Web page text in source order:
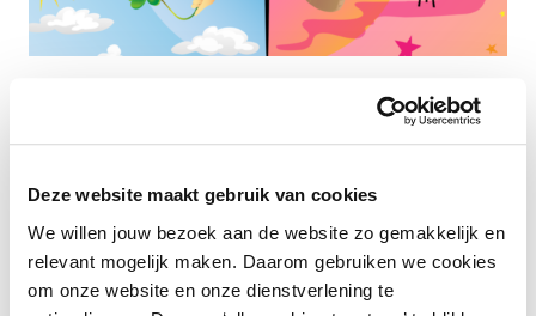
Deze website maakt gebruik van cookies
We willen jouw bezoek aan de website zo gemakkelijk en
relevant mogelijk maken. Daarom gebruiken we cookies
om onze website en onze dienstverlening te
Loopbaan lifecycle
Zie de hele reis van je medewerker, van
eerste werkdag tot doorgroei. Met de
loopbaan lifecycle weet je wat er speelt. Op
elk moment in de loopbaan. Je speelt beter in